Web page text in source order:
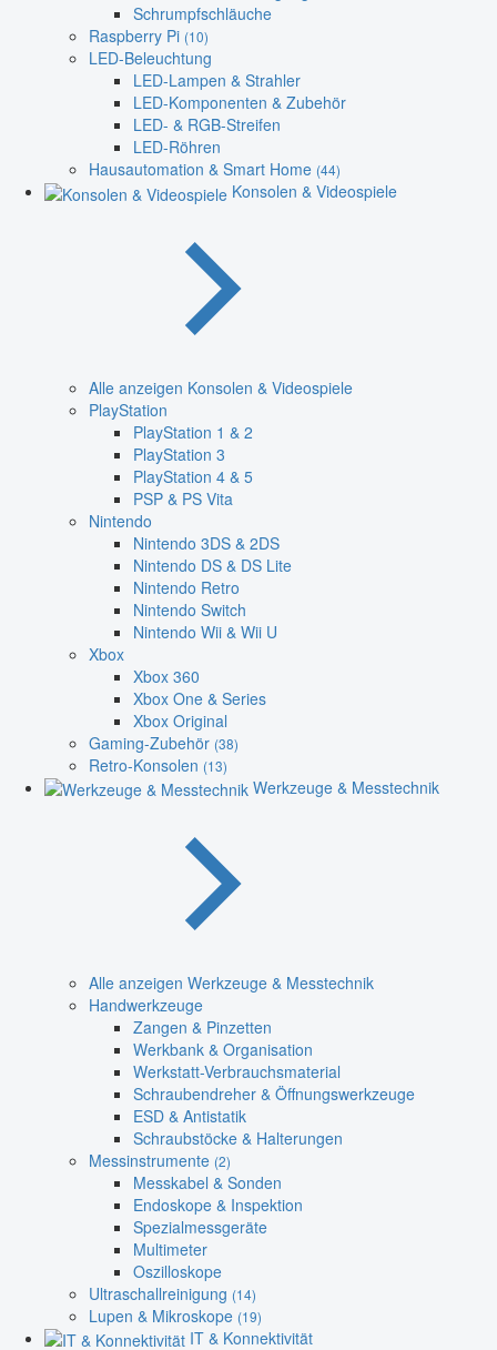
Schrumpfschläuche
Raspberry Pi (10)
LED-Beleuchtung
LED-Lampen & Strahler
LED-Komponenten & Zubehör
LED- & RGB-Streifen
LED-Röhren
Hausautomation & Smart Home (44)
Konsolen & Videospiele
Alle anzeigen Konsolen & Videospiele
PlayStation
PlayStation 1 & 2
PlayStation 3
PlayStation 4 & 5
PSP & PS Vita
Nintendo
Nintendo 3DS & 2DS
Nintendo DS & DS Lite
Nintendo Retro
Nintendo Switch
Nintendo Wii & Wii U
Xbox
Xbox 360
Xbox One & Series
Xbox Original
Gaming-Zubehör (38)
Retro-Konsolen (13)
Werkzeuge & Messtechnik
Alle anzeigen Werkzeuge & Messtechnik
Handwerkzeuge
Zangen & Pinzetten
Werkbank & Organisation
Werkstatt-Verbrauchsmaterial
Schraubendreher & Öffnungswerkzeuge
ESD & Antistatik
Schraubstöcke & Halterungen
Messinstrumente (2)
Messkabel & Sonden
Endoskope & Inspektion
Spezialmessgeräte
Multimeter
Oszilloskope
Ultraschallreinigung (14)
Lupen & Mikroskope (19)
IT & Konnektivität